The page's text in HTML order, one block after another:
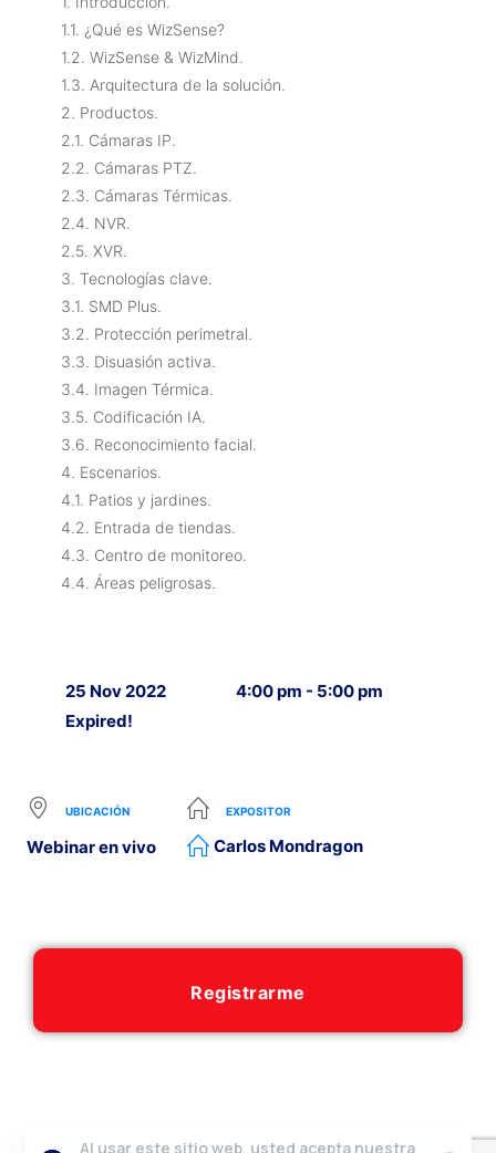
1.1. ¿Qué es WizSense?
1.2. WizSense & WizMind.
1.3. Arquitectura de la solución.
2. Productos.
2.1. Cámaras IP.
2.2. Cámaras PTZ.
2.3. Cámaras Térmicas.
2.4. NVR.
2.5. XVR.
3. Tecnologías clave.
3.1. SMD Plus.
3.2. Protección perimetral.
3.3. Disuasión activa.
3.4. Imagen Térmica.
3.5. Codificación IA.
3.6. Reconocimiento facial.
4. Escenarios.
4.1. Patios y jardines.
4.2. Entrada de tiendas.
4.3. Centro de monitoreo.
4.4. Áreas peligrosas.
25 Nov 2022
Expired!
4:00 pm - 5:00 pm
UBICACIÓN
Webinar en vivo
EXPOSITOR
Carlos Mondragon
Registrarme
Al usar este sitio web, usted acepta nuestra